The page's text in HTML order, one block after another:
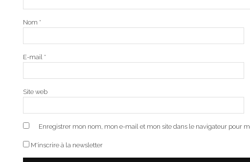
Nom *
E-mail *
Site web
Enregistrer mon nom, mon e-mail et mon site dans le navigateur pour
M'inscrire à la newsletter